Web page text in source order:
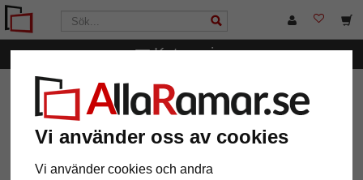
Vi använder oss av cookies
Vi använder cookies och andra
Kategorier
AllaRamar.se Märken Nielsen Design
2 stycken
stållina vit 1,5mm/200cm med skruvglidfötter
2 stycken stållina vit
1,5mm/200cm med skruvglidfötter